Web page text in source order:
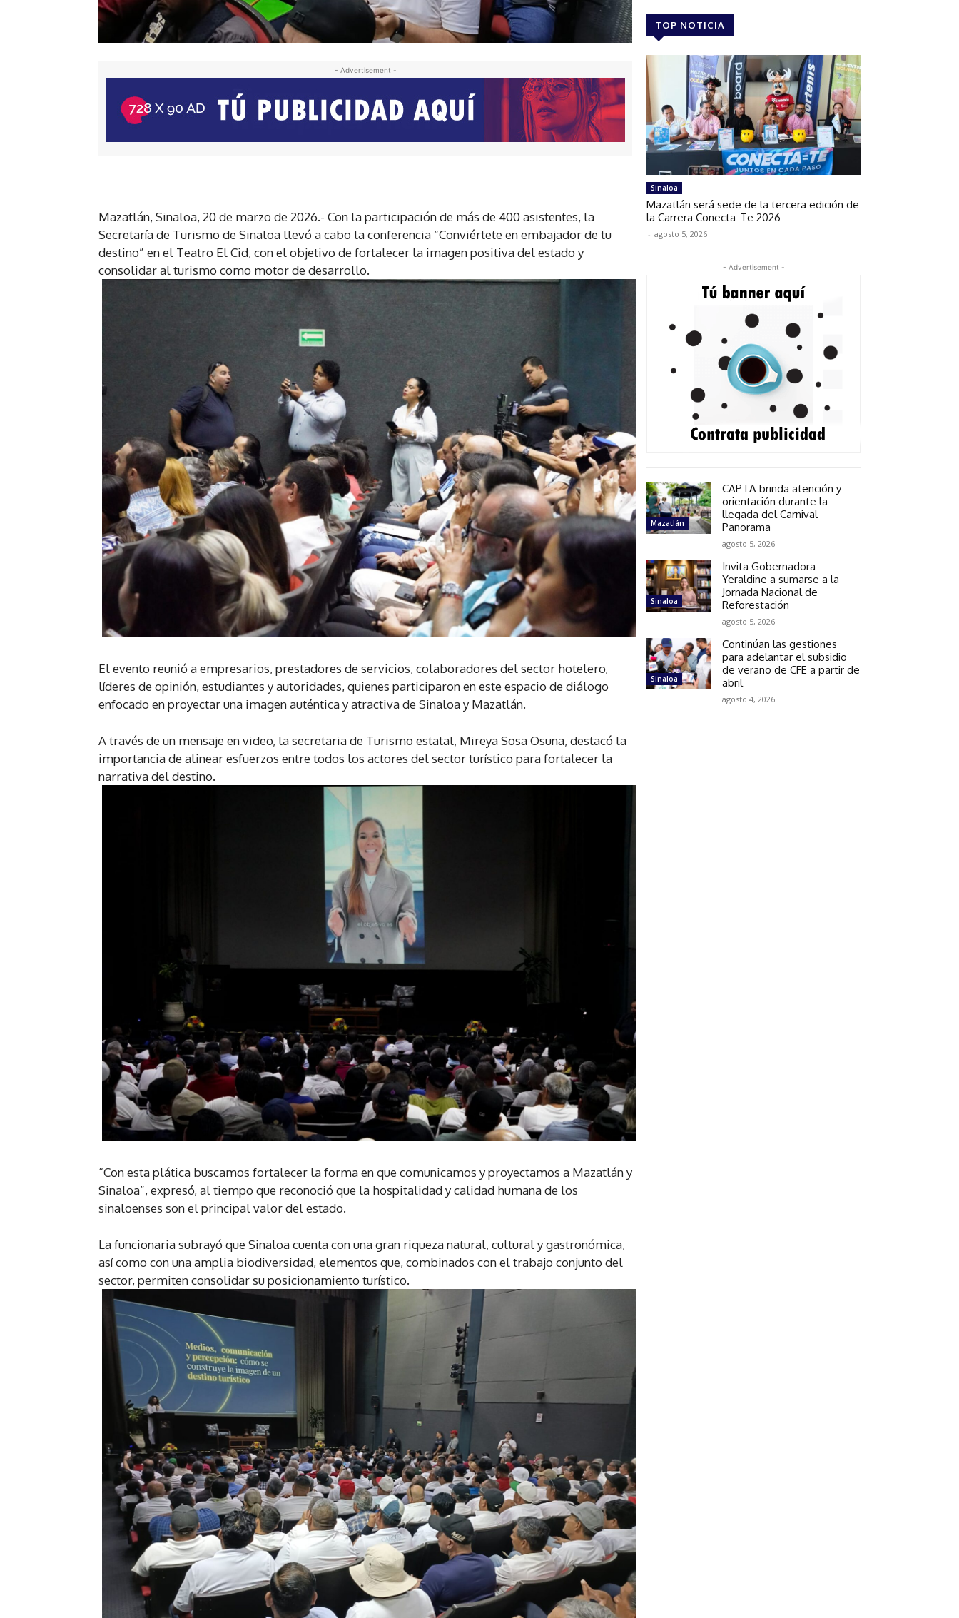
- Advertisement -
Mazatlán, Sinaloa, 20 de marzo de 2026.- Con la participación de más de 400 asistentes, la
Secretaría de Turismo de Sinaloa llevó a cabo la conferencia “Conviértete en embajador de tu
destino” en el Teatro El Cid, con el objetivo de fortalecer la imagen positiva del estado y
consolidar al turismo como motor de desarrollo.
El evento reunió a empresarios, prestadores de servicios, colaboradores del sector hotelero,
líderes de opinión, estudiantes y autoridades, quienes participaron en este espacio de diálogo
enfocado en proyectar una imagen auténtica y atractiva de Sinaloa y Mazatlán.
A través de un mensaje en video, la secretaria de Turismo estatal, Mireya Sosa Osuna, destacó la
importancia de alinear esfuerzos entre todos los actores del sector turístico para fortalecer la
narrativa del destino.
“Con esta plática buscamos fortalecer la forma en que comunicamos y proyectamos a Mazatlán y
Sinaloa”, expresó, al tiempo que reconoció que la hospitalidad y calidad humana de los
sinaloenses son el principal valor del estado.
La funcionaria subrayó que Sinaloa cuenta con una gran riqueza natural, cultural y gastronómica,
así como con una amplia biodiversidad, elementos que, combinados con el trabajo conjunto del
sector, permiten consolidar su posicionamiento turístico.
TOP NOTICIA
Sinaloa
Mazatlán será sede de la tercera edición de
la Carrera Conecta-Te 2026
- agosto 5, 2026
- Advertisement -
Mazatlán
CAPTA brinda atención y
orientación durante la
llegada del Carnival
Panorama
agosto 5, 2026
Sinaloa
Invita Gobernadora
Yeraldine a sumarse a la
Jornada Nacional de
Reforestación
agosto 5, 2026
Sinaloa
Continúan las gestiones
para adelantar el subsidio
de verano de CFE a partir de
abril
agosto 4, 2026